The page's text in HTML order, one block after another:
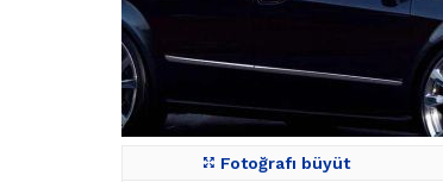
Fotoğrafı büyüt